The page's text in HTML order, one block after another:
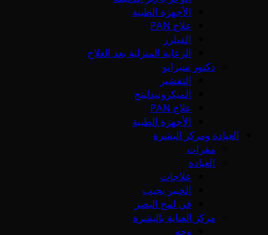
الأجهزة الطبية
علاج PAN
الفيلرز
الرعاية المنزلية بعد العلاج
دكتور سيرانو
التقشير
الميكرونيدلينج
علاج PAN
الأجهزة الطبية
العيادة ومركز البشرة
مقرات
العيادة
علاجات
الخبير يجيب
في لمح البصر
مركز العناية بالبشرة
وجه